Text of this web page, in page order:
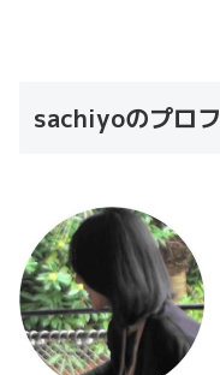
sachiyoのプロ